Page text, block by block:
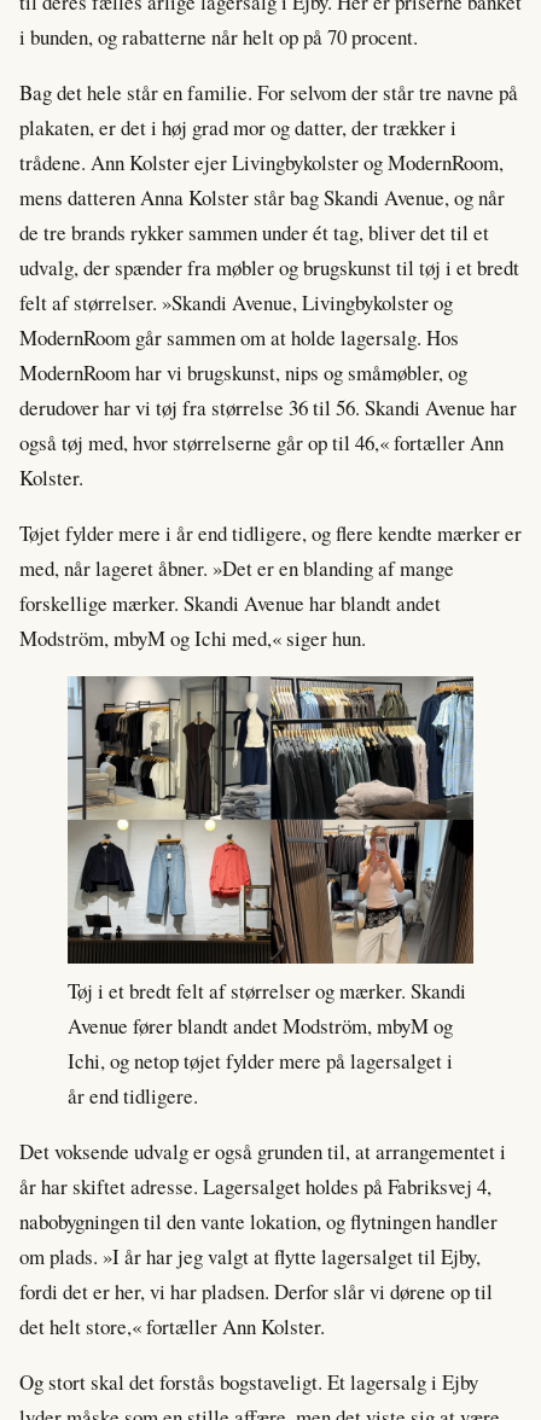
i bunden, og rabatterne når helt op på 70 procent.
Bag det hele står en familie. For selvom der står tre navne på
plakaten, er det i høj grad mor og datter, der trækker i
trådene. Ann Kolster ejer Livingbykolster og ModernRoom,
mens datteren Anna Kolster står bag Skandi Avenue, og når
de tre brands rykker sammen under ét tag, bliver det til et
udvalg, der spænder fra møbler og brugskunst til tøj i et bredt
felt af størrelser. »Skandi Avenue, Livingbykolster og
ModernRoom går sammen om at holde lagersalg. Hos
ModernRoom har vi brugskunst, nips og småmøbler, og
derudover har vi tøj fra størrelse 36 til 56. Skandi Avenue har
også tøj med, hvor størrelserne går op til 46,« fortæller Ann
Kolster.
Tøjet fylder mere i år end tidligere, og flere kendte mærker er
med, når lageret åbner. »Det er en blanding af mange
forskellige mærker. Skandi Avenue har blandt andet
Modström, mbyM og Ichi med,« siger hun.
Tøj i et bredt felt af størrelser og mærker. Skandi
Avenue fører blandt andet Modström, mbyM og
Ichi, og netop tøjet fylder mere på lagersalget i
år end tidligere.
Det voksende udvalg er også grunden til, at arrangementet i
år har skiftet adresse. Lagersalget holdes på Fabriksvej 4,
nabobygningen til den vante lokation, og flytningen handler
om plads. »I år har jeg valgt at flytte lagersalget til Ejby,
fordi det er her, vi har pladsen. Derfor slår vi dørene op til
det helt store,« fortæller Ann Kolster.
Og stort skal det forstås bogstaveligt. Et lagersalg i Ejby